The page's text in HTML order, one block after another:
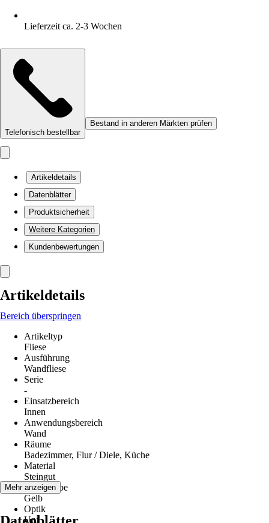
Lieferzeit ca. 2-3 Wochen
Telefonisch bestellbar
Bestand in anderen Märkten prüfen
Artikeldetails
Datenblätter
Produktsicherheit
Weitere Kategorien
Kundenbewertungen
Artikeldetails
Bereich überspringen
Artikeltyp
Fliese
Ausführung
Wandfliese
Serie
-
Einsatzbereich
Innen
Anwendungsbereich
Wand
Räume
Badezimmer, Flur / Diele, Küche
Material
Steingut
Grundfarbe
Gelb
Optik
Uni
Mehr anzeigen